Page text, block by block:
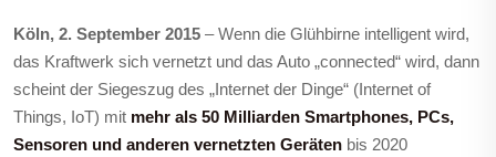
Köln, 2. September 2015 – Wenn die Glühbirne intelligent wird,
das Kraftwerk sich vernetzt und das Auto „connected“ wird, dann
scheint der Siegeszug des „Internet der Dinge“ (Internet of
Things, IoT) mit mehr als 50 Milliarden Smartphones, PCs,
Sensoren und anderen vernetzten Geräten bis 2020